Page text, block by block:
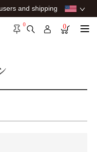
and shipping
0 0